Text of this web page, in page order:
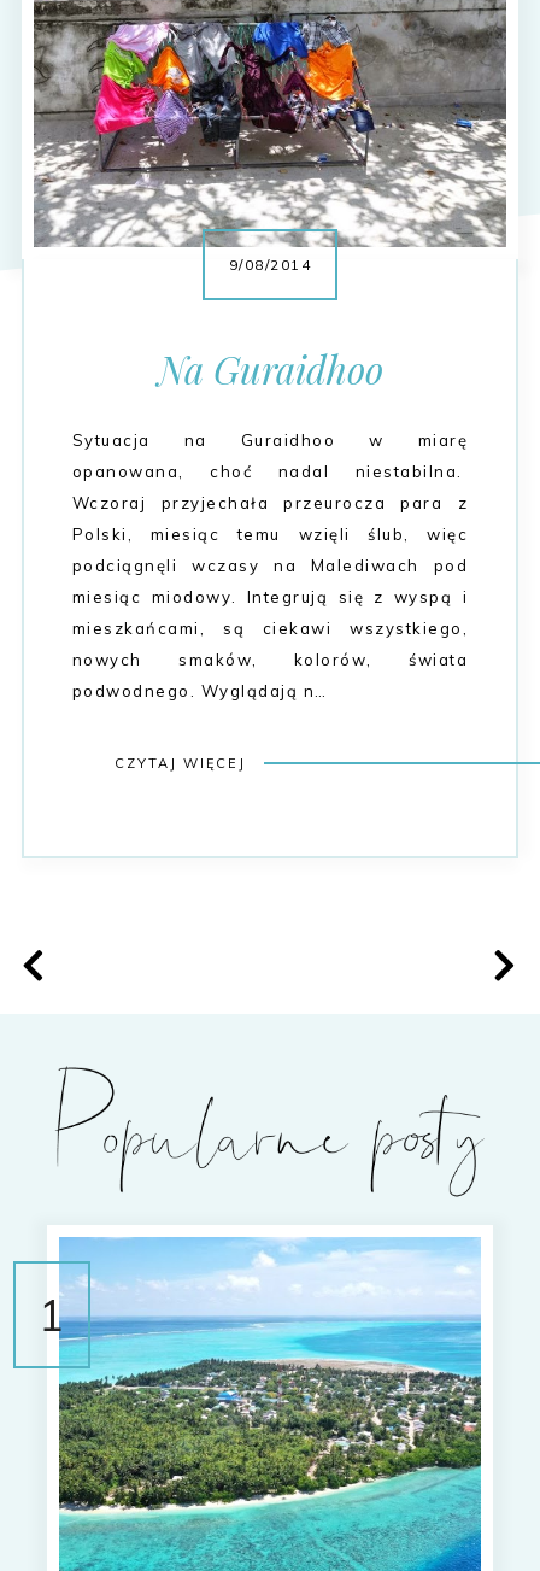
9/08/2014
Na Guraidhoo
Sytuacja na Guraidhoo w miarę
opanowana, choć nadal niestabilna.
Wczoraj przyjechała przeurocza para z
Polski, miesiąc temu wzięli ślub, więc
podciągnęli wczasy na Malediwach pod
miesiąc miodowy. Integrują się z wyspą i
mieszkańcami, są ciekawi wszystkiego,
nowych smaków, kolorów, świata
podwodnego. Wyglądają n…
CZYTAJ WIĘCEJ